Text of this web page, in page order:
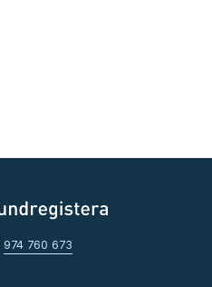
974 760 673